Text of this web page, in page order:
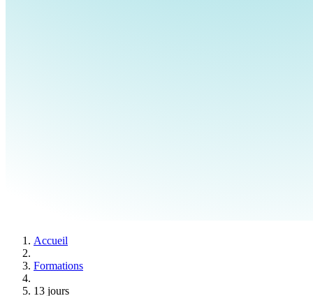
Accueil
Formations
13 jours